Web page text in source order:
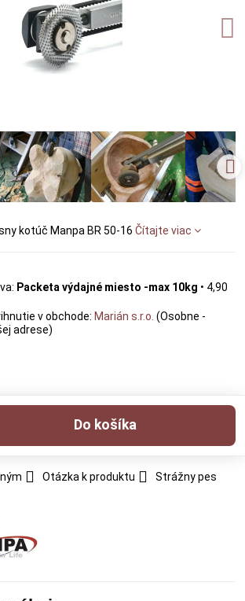
kotúč Manpa BR 50-16 Čítajte viac
Packeta výdajné miesto -max 10kg • 4,90
Marián s.r.o. (Osobne -
adrese)
Do košíka
Otázka k produktu
Strážny pes